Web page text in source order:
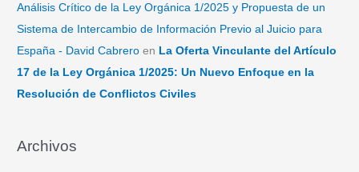
Análisis Crítico de la Ley Orgánica 1/2025 y Propuesta de un
Sistema de Intercambio de Información Previo al Juicio para
España - David Cabrero en La Oferta Vinculante del Artículo
17 de la Ley Orgánica 1/2025: Un Nuevo Enfoque en la
Resolución de Conflictos Civiles
Archivos